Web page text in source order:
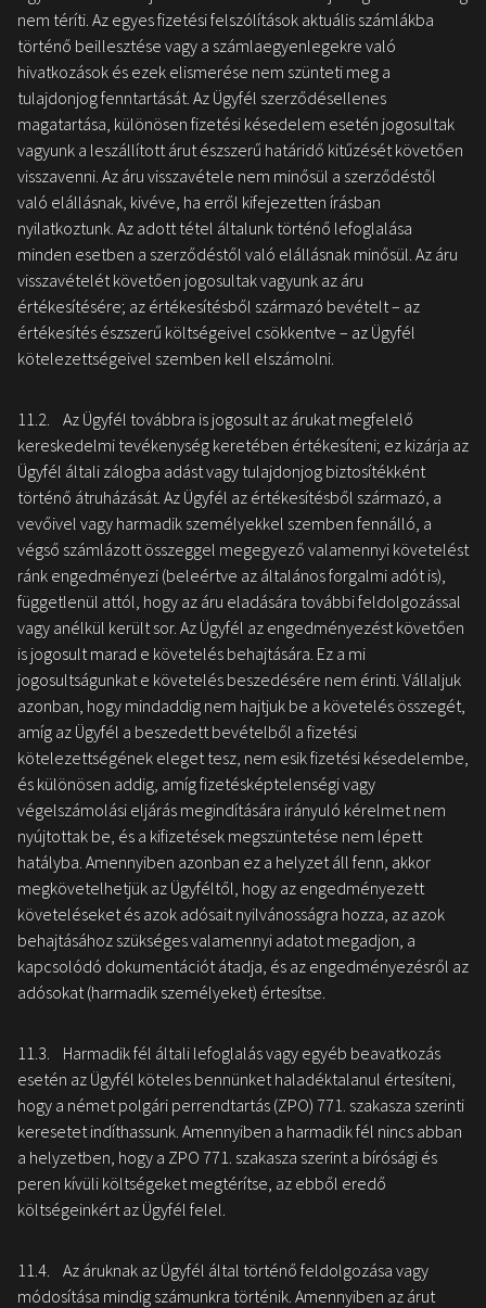
nem téríti. Az egyes fizetési felszólítások aktuális számlákba
történő beillesztése vagy a számlaegyenlegekre való
hivatkozások és ezek elismerése nem szünteti meg a
tulajdonjog fenntartását. Az Ügyfél szerződésellenes
magatartása, különösen fizetési késedelem esetén jogosultak
vagyunk a leszállított árut észszerű határidő kitűzését követően
visszavenni. Az áru visszavétele nem minősül a szerződéstől
való elállásnak, kivéve, ha erről kifejezetten írásban
nyilatkoztunk. Az adott tétel általunk történő lefoglalása
minden esetben a szerződéstől való elállásnak minősül. Az áru
visszavételét követően jogosultak vagyunk az áru
értékesítésére; az értékesítésből származó bevételt – az
értékesítés észszerű költségeivel csökkentve – az Ügyfél
kötelezettségeivel szemben kell elszámolni.
11.2. Az Ügyfél továbbra is jogosult az árukat megfelelő
kereskedelmi tevékenység keretében értékesíteni; ez kizárja az
Ügyfél általi zálogba adást vagy tulajdonjog biztosítékként
történő átruházását. Az Ügyfél az értékesítésből származó, a
vevőivel vagy harmadik személyekkel szemben fennálló, a
végső számlázott összeggel megegyező valamennyi követelést
ránk engedményezi (beleértve az általános forgalmi adót is),
függetlenül attól, hogy az áru eladására további feldolgozással
vagy anélkül került sor. Az Ügyfél az engedményezést követően
is jogosult marad e követelés behajtására. Ez a mi
jogosultságunkat e követelés beszedésére nem érinti. Vállaljuk
azonban, hogy mindaddig nem hajtjuk be a követelés összegét,
amíg az Ügyfél a beszedett bevételből a fizetési
kötelezettségének eleget tesz, nem esik fizetési késedelembe,
és különösen addig, amíg fizetésképtelenségi vagy
végelszámolási eljárás megindítására irányuló kérelmet nem
nyújtottak be, és a kifizetések megszüntetése nem lépett
hatályba. Amennyiben azonban ez a helyzet áll fenn, akkor
megkövetelhetjük az Ügyféltől, hogy az engedményezett
követeléseket és azok adósait nyilvánosságra hozza, az azok
behajtásához szükséges valamennyi adatot megadjon, a
kapcsolódó dokumentációt átadja, és az engedményezésről az
adósokat (harmadik személyeket) értesítse.
11.3. Harmadik fél általi lefoglalás vagy egyéb beavatkozás
esetén az Ügyfél köteles bennünket haladéktalanul értesíteni,
hogy a német polgári perrendtartás (ZPO) 771. szakasza szerinti
keresetet indíthassunk. Amennyiben a harmadik fél nincs abban
a helyzetben, hogy a ZPO 771. szakasza szerint a bírósági és
peren kívüli költségeket megtérítse, az ebből eredő
költségeinkért az Ügyfél felel.
11.4. Az áruknak az Ügyfél által történő feldolgozása vagy
módosítása mindig számunkra történik. Amennyiben az árut